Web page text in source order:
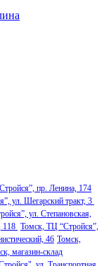
пр. Ленина, 174
ул. Шегарский тракт, 3
ул. Степановская,
118 Томск, ТЦ “Стройся”,
46 Томск,
магазин-склад